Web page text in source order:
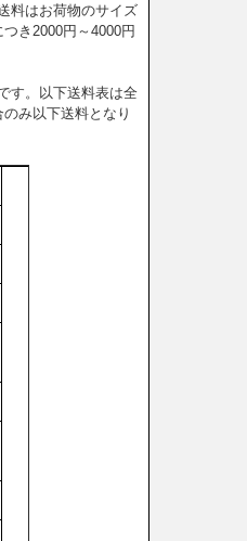
料はお荷物のサイズ
き2000円～4000円
す。以下送料表は全
み以下送料となり